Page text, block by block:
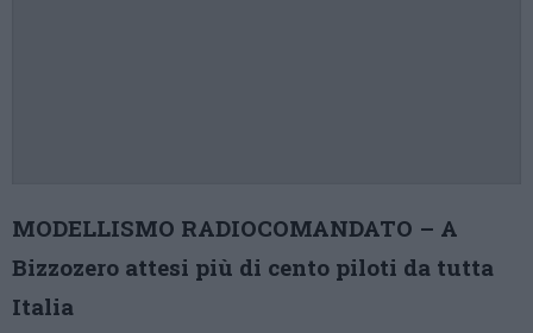
MODELLISMO RADIOCOMANDATO – A
Bizzozero attesi più di cento piloti da tutta
Italia